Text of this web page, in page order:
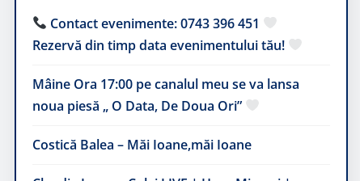
Contact evenimente: 0743 396 451
Rezervă din timp data evenimentului tău!
Mâine Ora 17:00 pe canalul meu se va lansa
noua piesă „ O Data, De Doua Ori”
Costică Balea – Măi Ioane,măi Ioane